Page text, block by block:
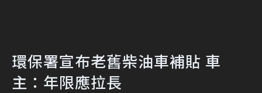
環保署宣布老舊柴油車補貼 車
主：年限應拉長